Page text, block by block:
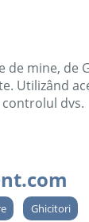
mine,
Utilizând
dvs.
Ghicitori